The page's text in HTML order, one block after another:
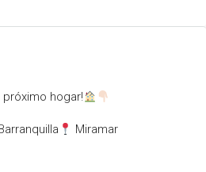
hogar!
Miramar